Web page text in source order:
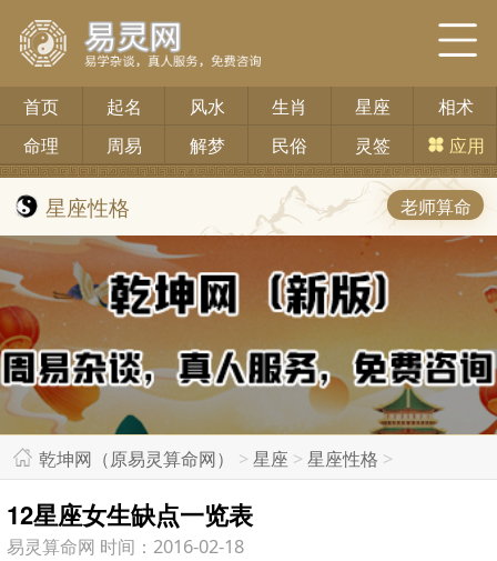
首页 起名 风水 生肖 星座
相术
命理
周易 解梦 民俗 灵签 应用
星座性格 老师算命
乾坤网（原易灵算命网） >星座 >星座性格 >
12星座女生缺点一览表
易灵算命网 时间：2016-02-18